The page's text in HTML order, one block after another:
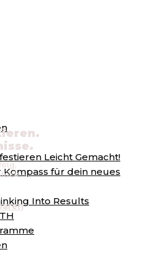
Leicht Gemacht!
Kompass für dein neues
Into Results